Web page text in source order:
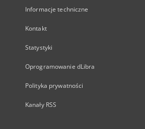
Informacje techniczne
Kontakt
Statystyki
Oprogramowanie dLibra
Polityka prywatności
Kanały RSS